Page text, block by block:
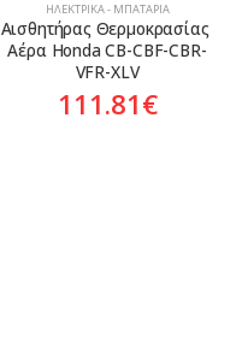
ΗΛΕΚΤΡΙΚΆ - ΜΠΑΤΑΡΊΑ
Αισθητήρας Θερμοκρασίας
Αέρα Honda CB-CBF-CBR-
VFR-XLV
111.81€